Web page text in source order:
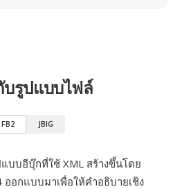
บรูปแบบไฟล์
FB2 JBIG
แบบอีบุ๊กที่ใช้ XML สร้างขึ้นโดย
อกแบบมาเพื่อให้คำอธิบายเชิง